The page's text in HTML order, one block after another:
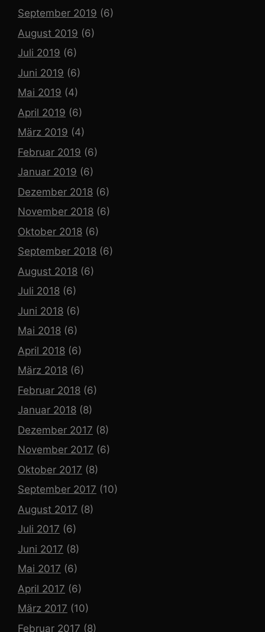
September 2019 (6)
August 2019 (6)
Juli 2019 (6)
Juni 2019 (6)
Mai 2019 (4)
April 2019 (6)
März 2019 (4)
Februar 2019 (6)
Januar 2019 (6)
Dezember 2018 (6)
November 2018 (6)
Oktober 2018 (6)
September 2018 (6)
August 2018 (6)
Juli 2018 (6)
Juni 2018 (6)
Mai 2018 (6)
April 2018 (6)
März 2018 (6)
Februar 2018 (6)
Januar 2018 (8)
Dezember 2017 (8)
November 2017 (6)
Oktober 2017 (8)
September 2017 (10)
August 2017 (8)
Juli 2017 (6)
Juni 2017 (8)
Mai 2017 (6)
April 2017 (6)
März 2017 (10)
Februar 2017 (8)